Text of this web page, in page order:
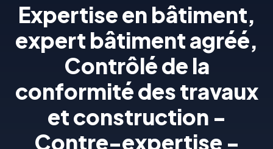
Expertise en bâtiment,
expert bâtiment agréé,
Contrôlé de la
conformité des travaux
et construction -
Contre-expertise -